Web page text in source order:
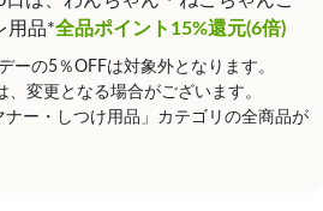
用品*全品ポイント15%還元(6倍)
ーの5％OFFは対象外となります。
変更となる場合がございます。
ー・しつけ用品」カテゴリの全商品が